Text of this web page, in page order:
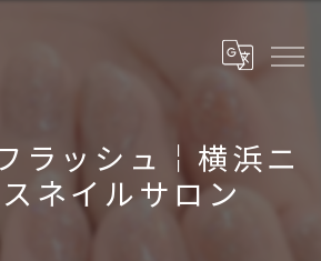
ラッシュ￤横浜ニ
ネイルサロン